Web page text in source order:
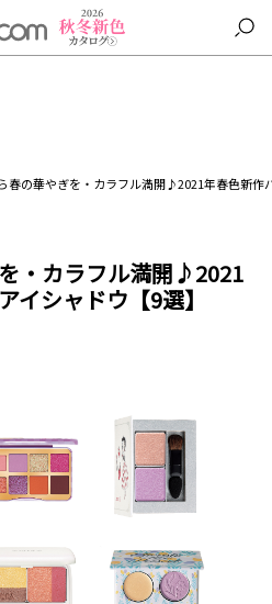
春の華やぎを・カラフル満開♪2021年春色新作
・カラフル満開♪2021
イシャドウ【9選】